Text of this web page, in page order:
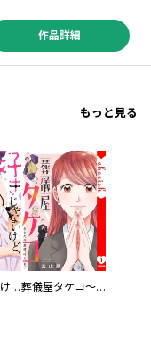
作品詳細
もっと見る
好きじゃないけど、抱いてください【電子単行本版／特典おまけ付き】 葬儀屋タケコ～あなたの最期、叶えます【電子単行本版】